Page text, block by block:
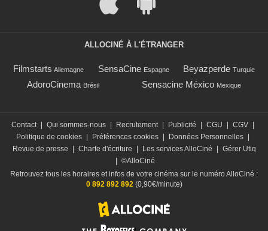
ALLOCINÉ À L'ÉTRANGER
Filmstarts Allemagne SensaCine Espagne Beyazperde Turquie
AdoroCinema Brésil Sensacine México Mexique
Contact Qui sommes-nous Recrutement Publicité CGU CGV
Politique de cookies
Préférences cookies Données Personnelles
Revue de presse
Charte d'écriture Les services AlloCiné
Gérer Utiq
©AlloCiné
Retrouvez tous les horaires et infos de votre cinéma sur le numéro AlloCiné :
0 892 892 892(0,90€/minute)